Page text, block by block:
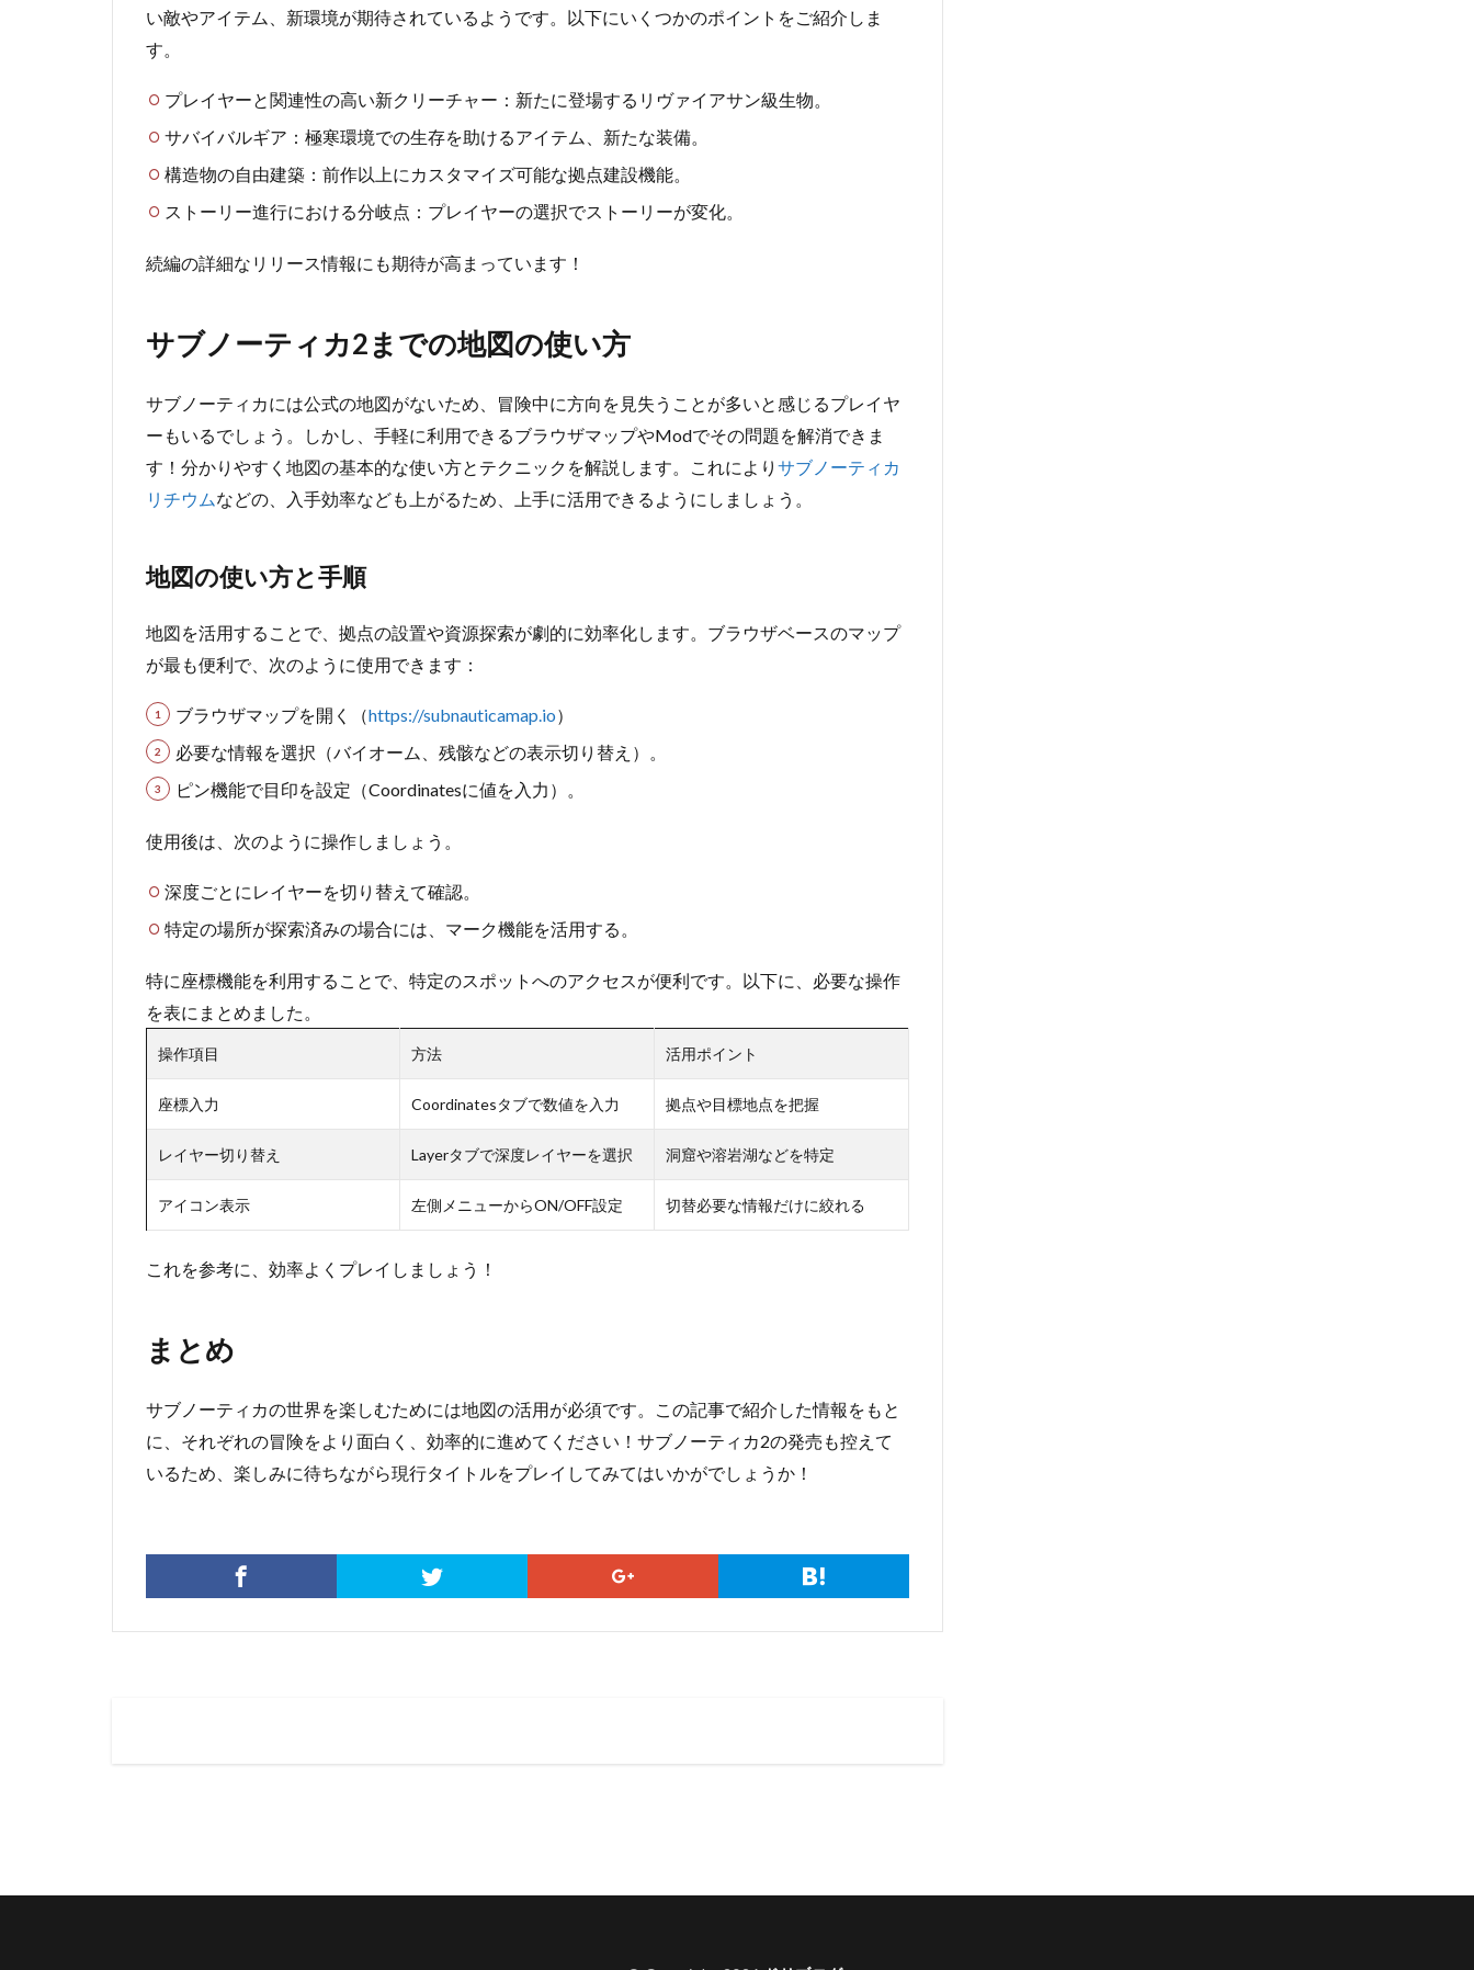
い敵やアイテム、新環境が期待されているようです。以下にいくつかのポイントをご紹介しま
す。
プレイヤーと関連性の高い新クリーチャー：新たに登場するリヴァイアサン級生物。
サバイバルギア：極寒環境での生存を助けるアイテム、新たな装備。
構造物の自由建築：前作以上にカスタマイズ可能な拠点建設機能。
ストーリー進行における分岐点：プレイヤーの選択でストーリーが変化。
続編の詳細なリリース情報にも期待が高まっています！
サブノーティカ2までの地図の使い方
サブノーティカには公式の地図がないため、冒険中に方向を見失うことが多いと感じるプレイヤ
ーもいるでしょう。しかし、手軽に利用できるブラウザマップやModでその問題を解消できま
す！分かりやすく地図の基本的な使い方とテクニックを解説します。これにより サブノーティカ
リチウムなどの、入手効率なども上がるため、上手に活用できるようにしましょう。
地図の使い方と手順
地図を活用することで、拠点の設置や資源探索が劇的に効率化します。ブラウザベースのマップ
が最も便利で、次のように使用できます：
ブラウザマップを開く（https://subnauticamap.io）
必要な情報を選択（バイオーム、残骸などの表示切り替え）。
ピン機能で目印を設定（Coordinatesに値を入力）。
使用後は、次のように操作しましょう。
深度ごとにレイヤーを切り替えて確認。
特定の場所が探索済みの場合には、マーク機能を活用する。
特に座標機能を利用することで、特定のスポットへのアクセスが便利です。以下に、必要な操作
を表にまとめました。
操作項目 方法 活用ポイント
座標入力 Coordinatesタブで数値を入力 拠点や目標地点を把握
レイヤー切り替え Layerタブで深度レイヤーを選択 洞窟や溶岩湖などを特定
アイコン表示 左側メニューからON/OFF設定 切替必要な情報だけに絞れる
これを参考に、効率よくプレイしましょう！
まとめ
サブノーティカの世界を楽しむためには地図の活用が必須です。この記事で紹介した情報をもと
に、それぞれの冒険をより面白く、効率的に進めてください！サブノーティカ2の発売も控えて
いるため、楽しみに待ちながら現行タイトルをプレイしてみてはいかがでしょうか！